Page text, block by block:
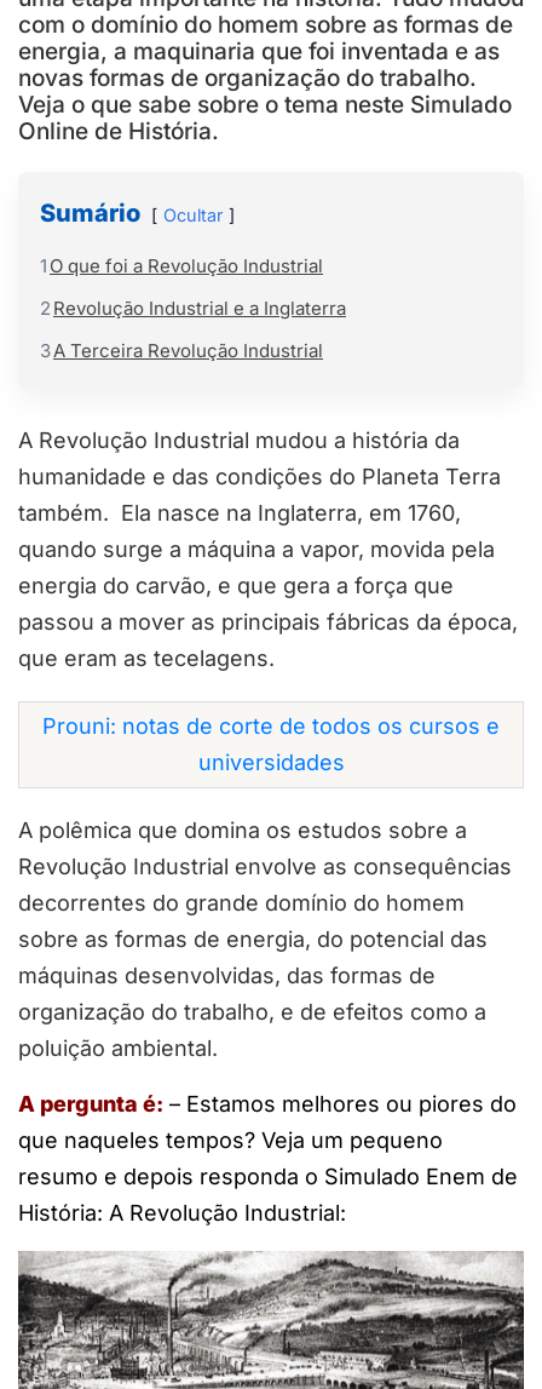
com o domínio do homem sobre as formas de
energia, a maquinaria que foi inventada e as
novas formas de organização do trabalho.
Veja o que sabe sobre o tema neste Simulado
Online de História.
Sumário Ocultar
1 O que foi a Revolução Industrial
2 Revolução Industrial e a Inglaterra
3A Terceira Revolução Industrial
A Revolução Industrial mudou a história da
humanidade e das condições do Planeta Terra
também. Ela nasce na Inglaterra, em 1760,
quando surge a máquina a vapor, movida pela
energia do carvão, e que gera a força que
passou a mover as principais fábricas da época,
que eram as tecelagens.
Prouni: notas de corte de todos os cursos e
universidades
A polêmica que domina os estudos sobre a
Revolução Industrial envolve as consequências
decorrentes do grande domínio do homem
sobre as formas de energia, do potencial das
máquinas desenvolvidas, das formas de
organização do trabalho, e de efeitos como a
poluição ambiental.
A pergunta é: – Estamos melhores ou piores do
que naqueles tempos? Veja um pequeno
resumo e depois responda o Simulado Enem de
História: A Revolução Industrial: